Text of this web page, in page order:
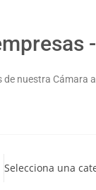
nuestra Cámara
Selecciona una